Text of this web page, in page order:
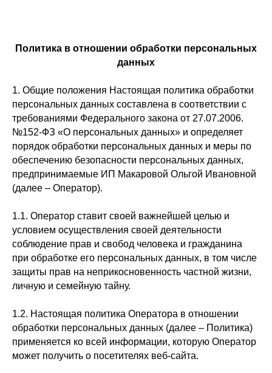
Политика в отношении обработки персональных
данных
1. Общие положения Настоящая политика обработки
персональных данных составлена в соответствии с
требованиями Федерального закона от 27.07.2006.
№152-ФЗ «О персональных данных» и определяет
порядок обработки персональных данных и меры по
обеспечению безопасности персональных данных,
предпринимаемые ИП Макаровой Ольгой Ивановной
(далее – Оператор).
1.1. Оператор ставит своей важнейшей целью и
условием осуществления своей деятельности
соблюдение прав и свобод человека и гражданина
при обработке его персональных данных, в том числе
защиты прав на неприкосновенность частной жизни,
личную и семейную тайну.
1.2. Настоящая политика Оператора в отношении
обработки персональных данных (далее – Политика)
применяется ко всей информации, которую Оператор
может получить о посетителях веб-сайта.